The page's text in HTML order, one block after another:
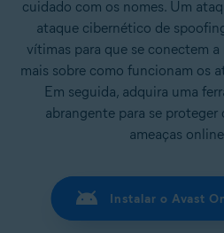
cuidado com os nomes. Um
ataque cibernético de
vítimas para que se conectem a
mais sobre como funcionam os
Em seguida, adquira uma
abrangente para se proteger
ameaças
Instalar o Avast